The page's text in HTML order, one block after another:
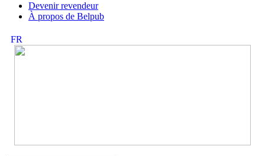
Devenir revendeur
À propos de Belpub
FR
NL